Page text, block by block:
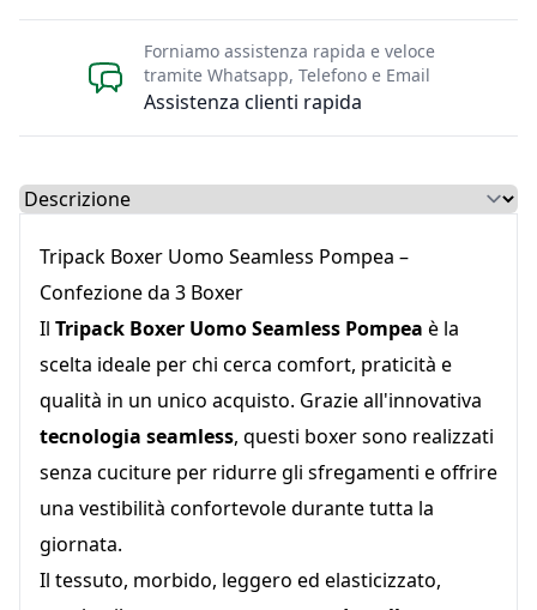
Assistenza clienti rapida
Forniamo assistenza rapida e veloce
tramite Whatsapp, Telefono e Email
Select a tab
Tripack Boxer Uomo Seamless Pompea –
Confezione da 3 Boxer
Il Tripack Boxer Uomo Seamless Pompea è la
scelta ideale per chi cerca comfort, praticità e
qualità in un unico acquisto. Grazie all'innovativa
tecnologia seamless, questi boxer sono realizzati
senza cuciture per ridurre gli sfregamenti e offrire
una vestibilità confortevole durante tutta la
giornata.
Il tessuto, morbido, leggero ed elasticizzato,